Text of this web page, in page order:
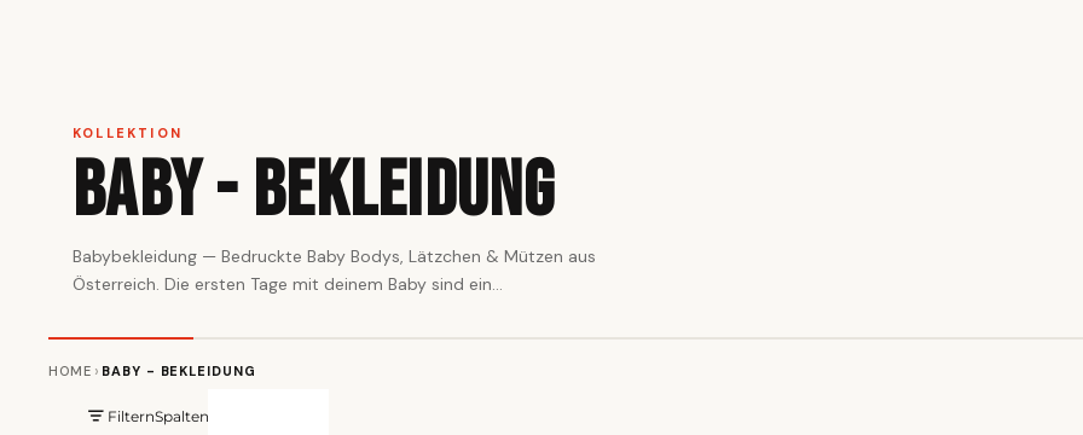
KOLLEKTION
Baby - Bekleidung
Babybekleidung — Bedruckte Baby Bodys, Lätzchen & Mützen aus
Österreich. Die ersten Tage mit deinem Baby sind ein...
HOME › BABY - BEKLEIDUNG
FilternSpaltenraster